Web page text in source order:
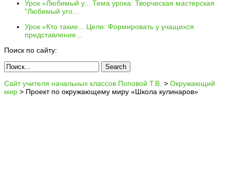
Урок «Любимый у...
Тема урока: Творческая мастерская
"Любимый уго...
Урок «Кто такие...
Цели: Формировать у учащихся
представление...
Поиск по сайту:
Сайт учителя начальных классов Поповой Т.В. > Окружающий
мир > Проект по окружающему миру «Школа кулинаров»